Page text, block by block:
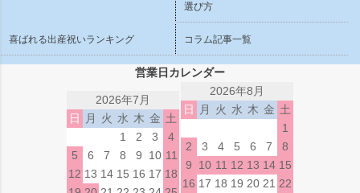
選び方
喜ばれる出産祝いランキング コラム記事一覧
営業日カレンダー
2026年7月
日
月 火 水 木 金 土
1
2 3
4
5
6 7 8 9 10 11
12 13 14 15 16 17 18
2026年8月
日
月 火 水 木 金 土
1
2
3 4 5 6 7
8
9
10 11 12 13 14 15
16 17 18 19 20 21 22